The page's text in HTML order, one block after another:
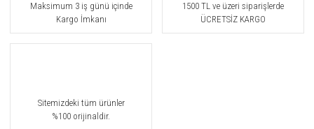
Maksimum 3 iş günü içinde
Kargo İmkanı
1500 TL ve üzeri siparişlerde
ÜCRETSİZ KARGO
Sitemizdeki tüm ürünler
%100 orijinaldir.